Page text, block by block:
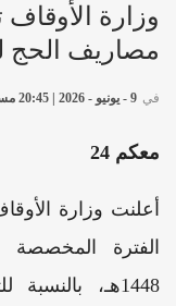
وزارة
مصاريف الحج
في 9 - يونيو - 2026 | 20:45 مساءً
معكم 24
أعلنت وزارة
الفترة
1448هـ،